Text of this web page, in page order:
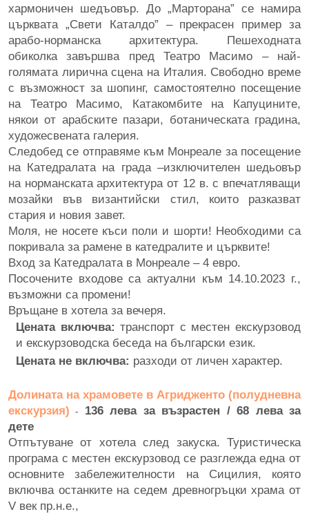
хармоничен шедъовър. До „Марторана” се намира
църквата „Свети Каталдо” – прекрасен пример за
арабо-норманска архитектура. Пешеходната
обиколка завършва пред Театро Масимо – най-
голямата лирична сцена на Италия. Свободно време
с възможност за шопинг, самостоятелно посещение
на Театро Масимо, Катакомбите на Капуцините,
някои от арабските пазари, ботаническата градина,
художесвената галерия.
Следобед се отправяме към Монреале за посещение
на Катедралата на града –изключителен шедьовър
на норманската архитектура от 12 в. с впечатляващи
мозайки във византийски стил, които разказват
стария и новия завет.
Моля, не носете къси поли и шорти! Необходими са
покривала за рамене в катедралите и църквите!
Вход за Катедралата в Монреале – 4 евро.
Посочените входове са актуални към 14.10.2023 г.,
възможни са промени!
Връщане в хотела за вечеря.
Цената включва: транспорт с местен екскурзовод
и екскурзоводска беседа на български език.
Цената не включва: разходи от личен характер.
Долината на храмовете в Агридженто (полудневна
екскурзия) - 136 лева за възрастен / 68 лева за
дете
Отпътуване от хотела след закуска. Туристическа
програма с местен екскурзовод се разглежда една от
основните забележителности на Сицилия, която
включва останките на седем древногръцки храма от
V век пр.н.е.,